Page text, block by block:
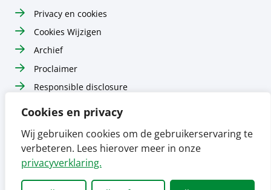
Cookies en privacy
Wij gebruiken cookies om de gebruikerservaring te
verbeteren. Lees hierover meer in onze
privacyverklaring.
Privacy en cookies
Cookies Wijzigen
Archief
Proclaimer
Responsible disclosure
Toegankelijkheid
Volg ons op
Instagram Volg ons op
LinkedIn